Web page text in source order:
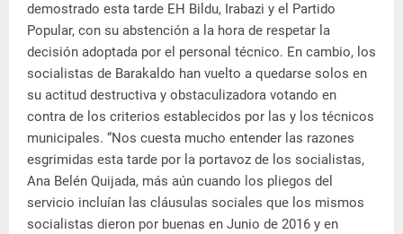
demostrado esta tarde EH Bildu, Irabazi y el Partido
Popular, con su abstención a la hora de respetar la
decisión adoptada por el personal técnico. En cambio, los
socialistas de Barakaldo han vuelto a quedarse solos en
su actitud destructiva y obstaculizadora votando en
contra de los criterios establecidos por las y los técnicos
municipales. “Nos cuesta mucho entender las razones
esgrimidas esta tarde por la portavoz de los socialistas,
Ana Belén Quijada, más aún cuando los pliegos del
servicio incluían las cláusulas sociales que los mismos
socialistas dieron por buenas en Junio de 2016 y en